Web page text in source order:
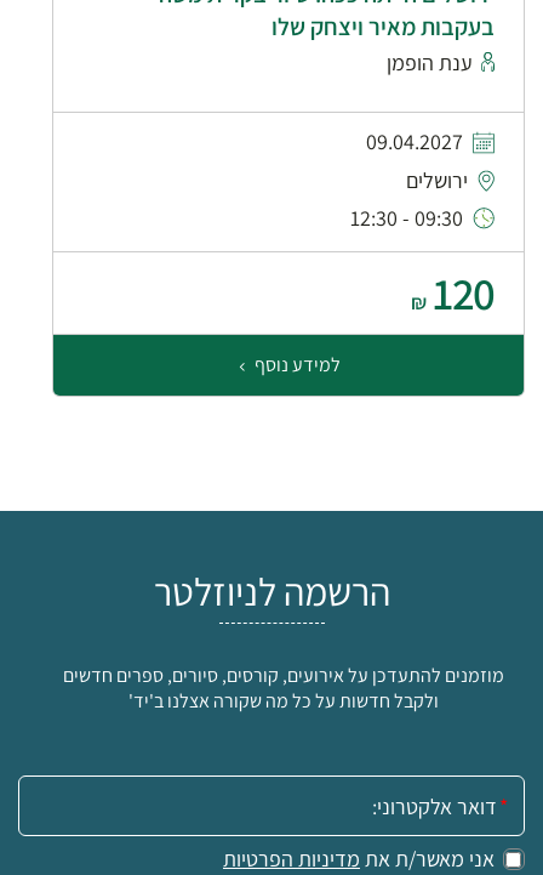
בעקבות מאיר ויצחק שלו
ענת הופמן
09.04.2027
ירושלים
09:30 - 12:30
120
₪
למידע נוסף
הרשמה לניוזלטר
מוזמנים להתעדכן על אירועים, קורסים, סיורים, ספרים חדשים
ולקבל חדשות על כל מה שקורה אצלנו ב'יד'
אימייל:
אני מאשר/ת את מדיניות הפרטיות